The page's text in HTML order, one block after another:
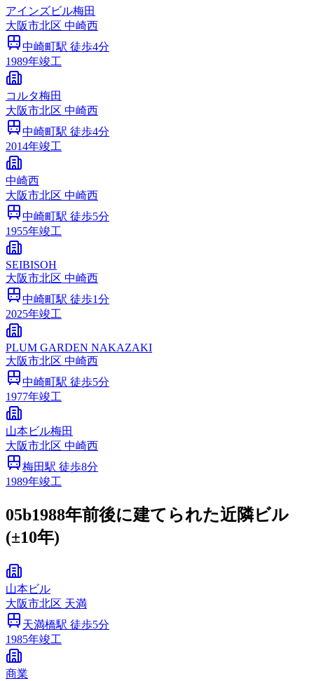
アインズビル梅田
大阪市北区 中崎西
中崎町駅 徒歩4分
1989年竣工
コルタ梅田
大阪市北区 中崎西
中崎町駅 徒歩4分
2014年竣工
中崎西
大阪市北区 中崎西
中崎町駅 徒歩5分
1955年竣工
SEIBISOH
大阪市北区 中崎西
中崎町駅 徒歩1分
2025年竣工
PLUM GARDEN NAKAZAKI
大阪市北区 中崎西
中崎町駅 徒歩5分
1977年竣工
山本ビル梅田
大阪市北区 中崎西
梅田駅 徒歩8分
1989年竣工
05b1988年前後に建てられた近隣ビル
(±10年)
山本ビル
大阪市北区 天満
天満橋駅 徒歩5分
1985年竣工
商業